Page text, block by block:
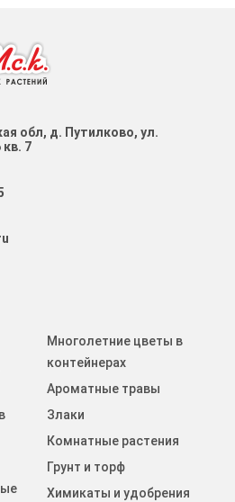
обл, д. Путилково, ул.
кв. 7
Многолетние цветы в
контейнерах
Ароматные травы
Злаки
Комнатные растения
Грунт и торф
Химикаты и удобрения